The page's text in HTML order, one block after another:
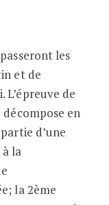
les
et de
L’épreuve de
en
d’une
la
la 2ème